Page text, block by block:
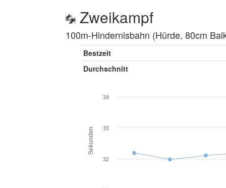
Zweikampf
100m-Hindernisbahn (Hürde, 80cm
Bestzeit
Durchschnitt
Sekunden
32
33
34